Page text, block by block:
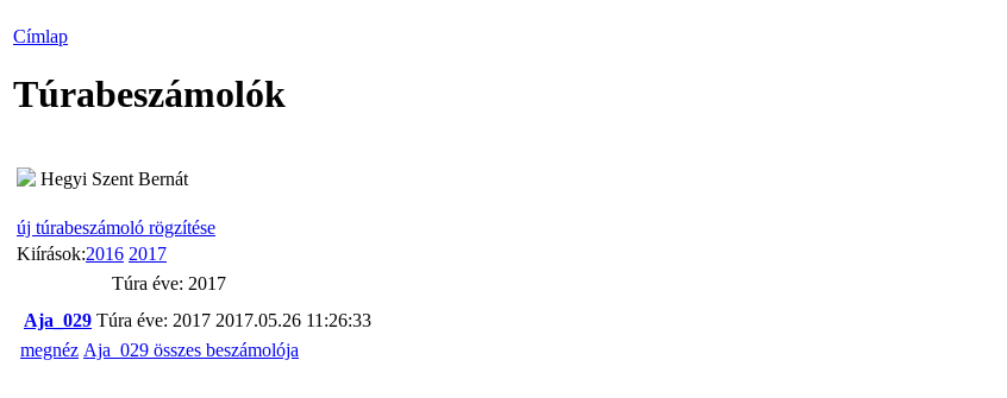
Címlap
Túrabeszámolók
Hegyi Szent Bernát
új túrabeszámoló rögzítése
Kiírások:2016 2017
Túra éve: 2017
Aja_029 Túra éve: 2017 2017.05.26 11:26:33
megnéz Aja_029 összes beszámolója